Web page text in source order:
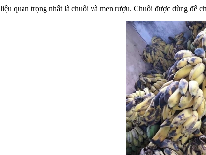
quan trọng nhất là chuối và men rượu. Chuối được dùng để